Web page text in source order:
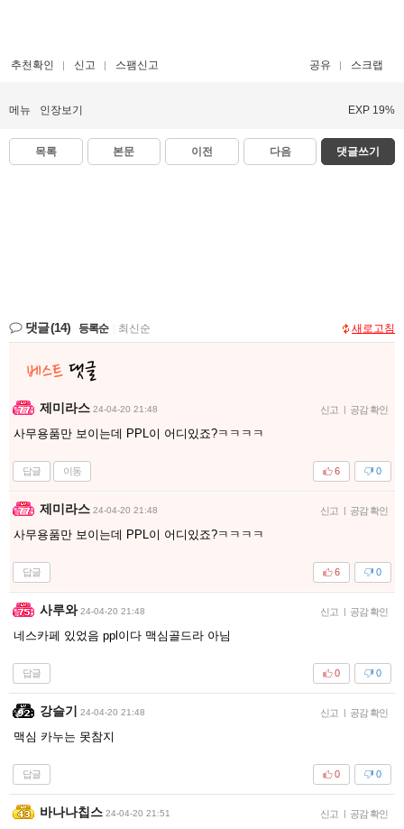
추천확인 신고 스팸신고 공유 스크랩
메뉴 인장보기 EXP 19%
목록 본문 이전 다음 댓글쓰기
댓글(14) 등록순 최신순 새로고침
제미라스 24-04-20 21:48 신고 | 공감 확인
사무용품만 보이는데 PPL이 어디있죠?ㅋㅋㅋㅋ
답글 이동 0
6
제미라스 24-04-20 21:48 신고 | 공감 확인
사무용품만 보이는데 PPL이 어디있죠?ㅋㅋㅋㅋ
답글 0
6
사루와 24-04-20 21:48 신고 | 공감 확인
네스카페 있었음 ppl이다 맥심골드라 아님
답글 0
0
강슬기 24-04-20 21:48 신고 | 공감 확인
맥심 카누는 못참지
답글 0
0
바나나칩스 24-04-20 21:51 신고 | 공감 확인